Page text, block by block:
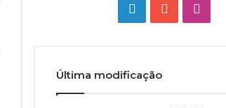
LinkedinYouTube
Última modificação